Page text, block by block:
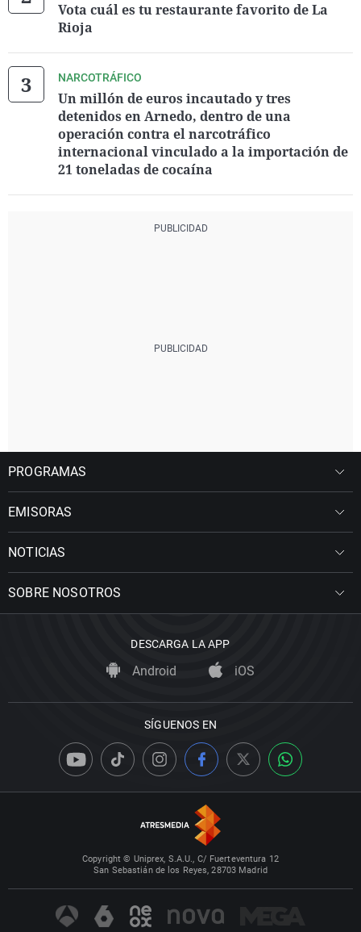
Vota cuál es tu restaurante favorito de La
Rioja
NARCOTRÁFICO
Un millón de euros incautado y tres
detenidos en Arnedo, dentro de una
operación contra el narcotráfico
internacional vinculado a la importación de
21 toneladas de cocaína
PROGRAMAS
EMISORAS
NOTICIAS
SOBRE NOSOTROS
DESCARGA LA APP
Android iOS
SÍGUENOS EN
Copyright © Uniprex, S.A.U., C/ Fuerteventura 12
San Sebastián de los Reyes, 28703 Madrid